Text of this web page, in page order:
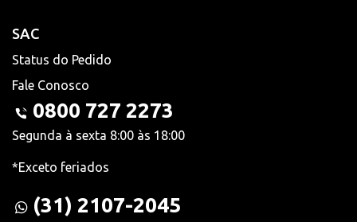
SAC
Status do Pedido
Fale Conosco
0800 727 2273
Segunda à sexta 8:00 às 18:00
*Exceto feriados
(31) 2107-2045